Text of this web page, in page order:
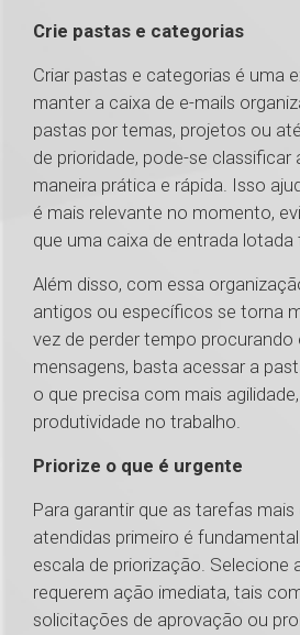
Crie pastas e categorias
Criar pastas e categorias é uma
manter a caixa de e-mails
pastas por temas, projetos ou
de prioridade, pode-se classificar
maneira prática e rápida. Isso
é mais relevante no momento,
que uma caixa de entrada lotada
Além disso, com essa
antigos ou específicos se torna
vez de perder tempo procurando
mensagens, basta acessar a
o que precisa com mais
produtividade no trabalho.
Priorize o que é urgente
Para garantir que as tarefas
atendidas primeiro é
escala de priorização. Selecione
requerem ação imediata, tais
solicitações de aprovação ou